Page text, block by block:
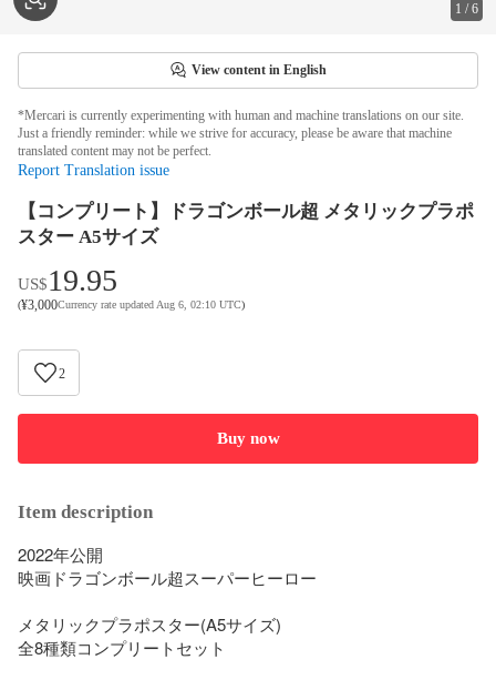
1 /6
View content in English
*Mercari is currently experimenting with human and machine translations on our site.
Just a friendly reminder: while we strive for accuracy, please be aware that machine
translated content may not be perfect.
Report Translation issue
【コンプリート】ドラゴンボール超 メタリックプラポ
スター A5サイズ
US$19.95
(¥3,000Currency rate updated Aug 6, 02:10 UTC)
2
Buy now
Item description
2022年公開
映画ドラゴンボール超スーパーヒーロー
メタリックプラポスター(A5サイズ)
全8種類コンプリートセット